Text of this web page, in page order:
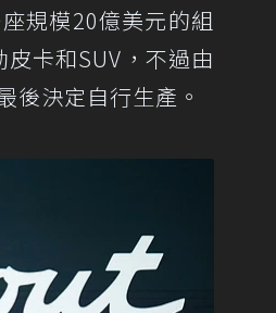
規模20億美元的組
皮卡和SUV，不過由
後決定自行生產。